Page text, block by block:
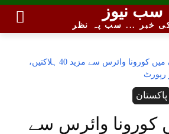
سب نیوز
خبر ... سب پہ نظر
پاکستان میں کورونا وائرس سے مزید 40 ہلاکتیں،
رپورٹ
پاکستان
کورونا وائرس سے